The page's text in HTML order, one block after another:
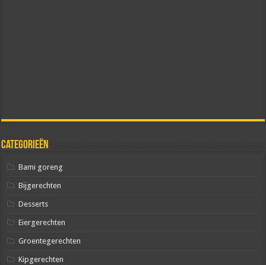
Categorieën
Bami goreng
Bijgerechten
Desserts
Eiergerechten
Groentegerechten
Kipgerechten